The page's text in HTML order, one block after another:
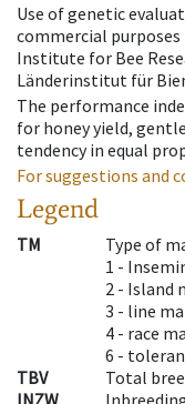
Use of genetic
commercial
Institute for Bee
Länderinstitut für
The performance
for honey yield,
tendency in equal
For suggestions and
Legend
TM
Type of
1 -
2 - Island
3 - line
4 - race
6 -
TBV
Total
INZW